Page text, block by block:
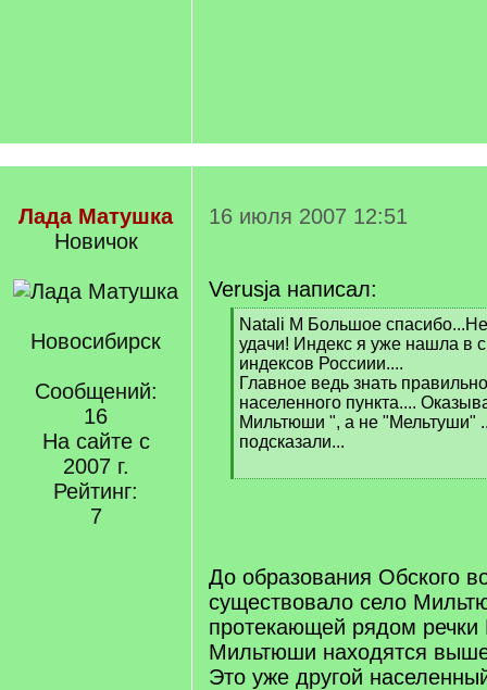
Лада Матушка
Новичок
Новосибирск
Сообщений:
16
На сайте с
2007 г.
Рейтинг:
7
16 июля 2007 12:51
Verusja написал:
[
q
]
Natali M Большое
удачи! Индекс я уже нашла в
индексов Россиии....
Главное ведь знать
населенного пункта....
Мильтюши ", а не "Мельтуши"
подсказали...
[
До образования Обского
существовало село
протекающей рядом
Мильтюши находятся
Это уже другой